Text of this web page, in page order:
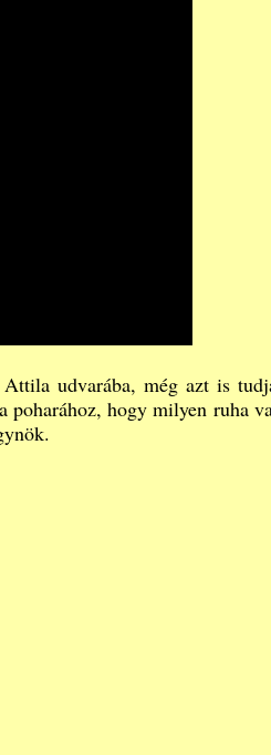
udvarába, még azt is
hogy milyen ruha